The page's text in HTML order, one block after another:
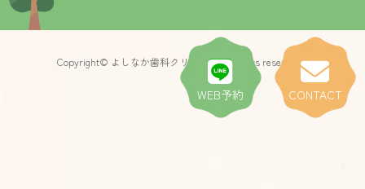
WEB予約 CONTACT
Copyright© よしなか歯科クリニック All rights researved.